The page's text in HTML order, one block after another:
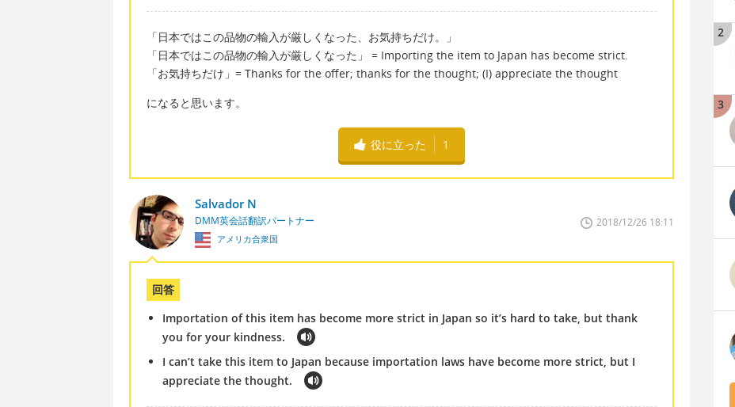
「日本ではこの品物の輸入が厳しくなった、お気持ちだけ。」
「日本ではこの品物の輸入が厳しくなった」 = Importing the item to Japan has become strict.
「お気持ちだけ」= Thanks for the offer; thanks for the thought; (I) appreciate the thought
になると思います。
役に立った 1
Salvador N
DMM英会話翻訳パートナー
アメリカ合衆国
2018/12/26 18:11
回答
Importation of this item has become more strict in Japan so it’s hard to take, but thank
you for your kindness.
I can’t take this item to Japan because importation laws have become more strict, but I
appreciate the thought.
2
3